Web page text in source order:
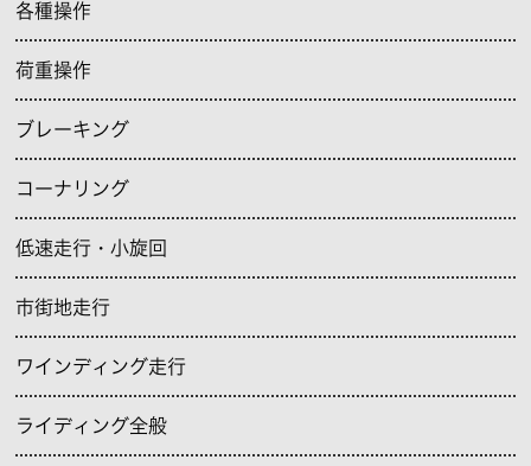
各種操作
荷重操作
ブレーキング
コーナリング
低速走行・小旋回
市街地走行
ワインディング走行
ライディング全般